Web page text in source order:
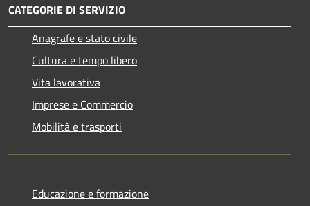
CATEGORIE DI SERVIZIO
Anagrafe e stato civile
Cultura e tempo libero
Vita lavorativa
Imprese e Commercio
Mobilità e trasporti
Educazione e formazione